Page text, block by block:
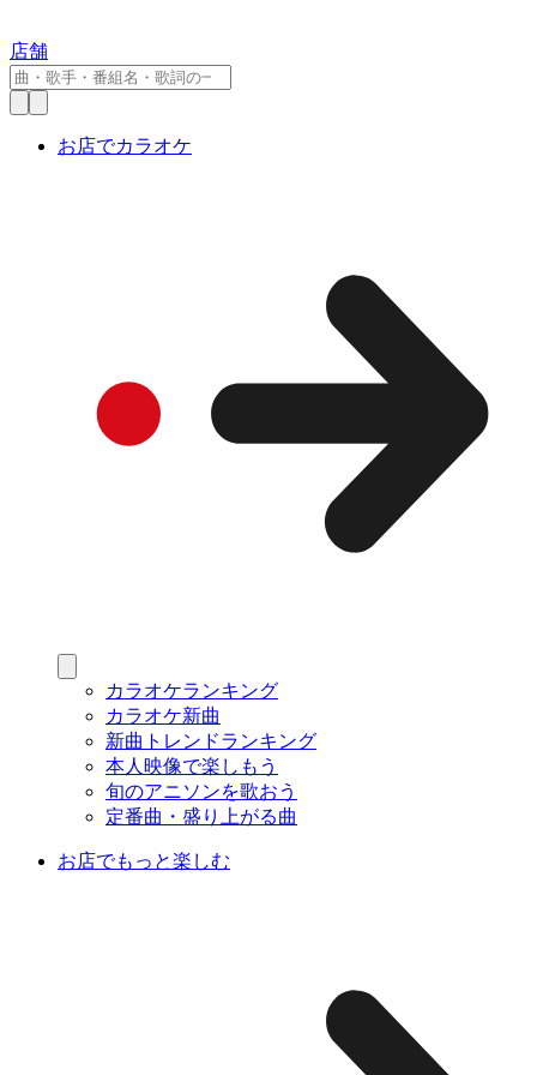
店舗
お店でカラオケ
カラオケランキング
カラオケ新曲
新曲トレンドランキング
本人映像で楽しもう
旬のアニソンを歌おう
定番曲・盛り上がる曲
お店でもっと楽しむ